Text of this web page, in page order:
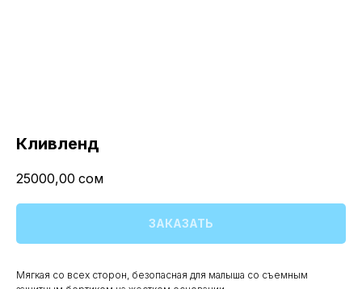
Кливленд
25000,00 сом
ЗАКАЗАТЬ
Мягкая со всех сторон, безопасная для малыша со съемным